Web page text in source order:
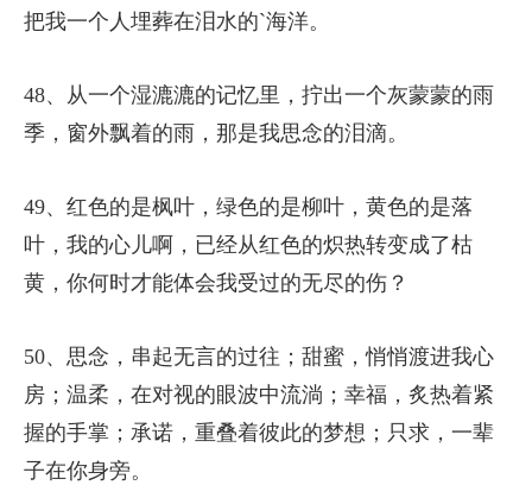
把我一个人埋葬在泪水的`海洋。
48、从一个湿漉漉的记忆里，拧出一个灰蒙蒙的雨
季，窗外飘着的雨，那是我思念的泪滴。
49、红色的是枫叶，绿色的是柳叶，黄色的是落
叶，我的心儿啊，已经从红色的炽热转变成了枯
黄，你何时才能体会我受过的无尽的伤？
50、思念，串起无言的过往；甜蜜，悄悄渡进我心
房；温柔，在对视的眼波中流淌；幸福，炙热着紧
握的手掌；承诺，重叠着彼此的梦想；只求，一辈
子在你身旁。